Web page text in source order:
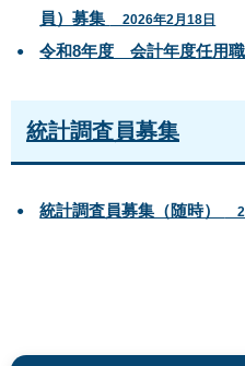
員）募集
2026年2月18日
令和8年度 会計年度任用
統計調査員募集
統計調査員募集（随時）